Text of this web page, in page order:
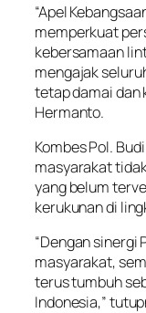
“Apel
memperkuat
kebersamaan
mengajak
tetap damai dan
Hermanto.
Kombes Pol.
masyarakat
yang belum
kerukunan di
“Dengan sinergi
masyarakat,
terus tumbuh
Indonesia,”